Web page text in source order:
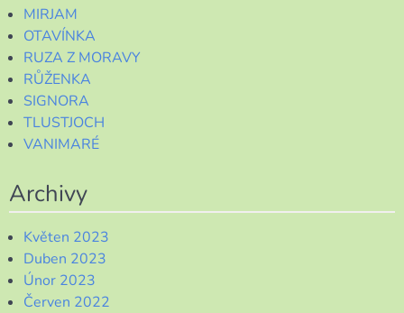
MIRJAM
OTAVÍNKA
RUZA Z MORAVY
RŮŽENKA
SIGNORA
TLUSTJOCH
VANIMARÉ
Archivy
Květen 2023
Duben 2023
Únor 2023
Červen 2022